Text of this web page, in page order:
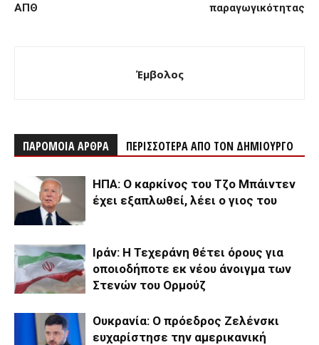
ΑΠΘ
παραγωγικότητας
Έμβολος
ΠΑΡΟΜΟΙΑ ΑΡΘΡΑ ΠΕΡΙΣΣΟΤΕΡΑ ΑΠΟ ΤΟΝ ΔΗΜΙΟΥΡΓΟ
ΗΠΑ: Ο καρκίνος του Τζο Μπάιντεν
έχει εξαπλωθεί, λέει ο γιος του
Ιράν: Η Τεχεράνη θέτει όρους για
οποιοδήποτε εκ νέου άνοιγμα των
Στενών του Ορμούζ
Ουκρανία: Ο πρόεδρος Ζελένσκι
ευχαρίστησε την αμερικανική